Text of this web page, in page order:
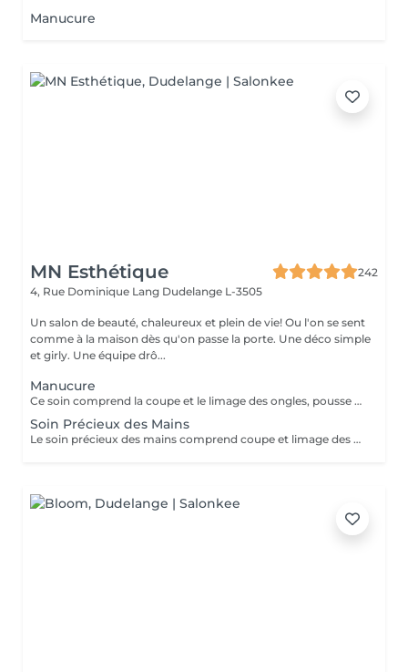
Manucure
MN Esthétique
242
4, Rue Dominique Lang Dudelange L-3505
Un salon de beauté, chaleureux et plein de vie! Ou l'on se sent
comme à la maison dès qu'on passe la porte. Une déco simple
et girly. Une équipe drô...
Manucure
Ce soin comprend la coupe et le limage des ongles, pousse et coupe des cuticules. Massage inclus. Vernis transparent pour renforcer les ongles et inclus.
Soin Précieux des Mains
Le soin précieux des mains comprend coupe et limage des ongles, pousse et coupe des cuticules. Gommage, masque et massage sont inclus. Vernis transparent pour renforcer les ongles est inclus.